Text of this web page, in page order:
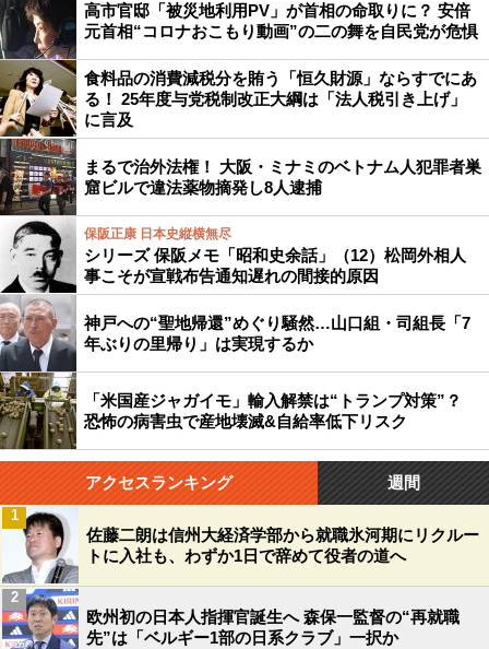
高市官邸「被災地利用PV」が首相の命取りに？ 安倍
元首相“コロナおこもり動画”の二の舞を自民党が危惧
食料品の消費減税分を賄う「恒久財源」ならすでにあ
る！ 25年度与党税制改正大綱は「法人税引き上げ」
に言及
まるで治外法権！ 大阪・ミナミのベトナム人犯罪者巣
窟ビルで違法薬物摘発し8人逮捕
保阪正康 日本史縦横無尽
シリーズ 保阪メモ「昭和史余話」（12）松岡外相人
事こそが宣戦布告通知遅れの間接的原因
神戸への“聖地帰還”めぐり騒然…山口組・司組長「7
年ぶりの里帰り」は実現するか
「米国産ジャガイモ」輸入解禁は“トランプ対策”？
恐怖の病害虫で産地壊滅&自給率低下リスク
アクセスランキング 週間
佐藤二朗は信州大経済学部から就職氷河期にリクルー
トに入社も、わずか1日で辞めて役者の道へ
1
欧州初の日本人指揮官誕生へ 森保一監督の“再就職
先”は「ベルギー1部の日系クラブ」一択か
2